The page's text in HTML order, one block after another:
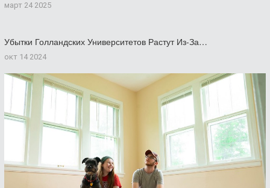
март 24 2025
Убытки Голландских Университетов Растут Из-За…
окт 14 2024